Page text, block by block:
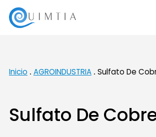
Inicio AGROINDUSTRIA Sulfato De
Sulfato De